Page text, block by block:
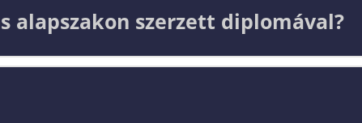
alapszakon szerzett diplomával?